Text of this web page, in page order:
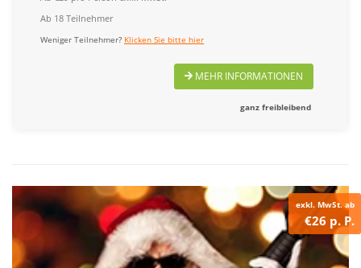
Ab 18 Teilnehmer
Weniger Teilnehmer? Klicken Sie bitte hier
MEHR INFORMATIONEN
ganz freibleibend
exkl. MwSt. ab
€26 p. P.